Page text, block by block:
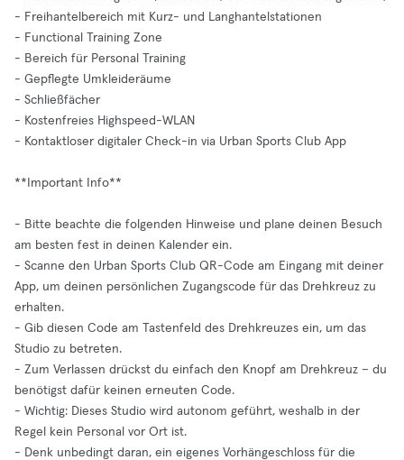
- Freihantelbereich mit Kurz- und Langhantelstationen
- Functional Training Zone
- Bereich für Personal Training
- Gepflegte Umkleideräume
- Schließfächer
- Kostenfreies Highspeed-WLAN
- Kontaktloser digitaler Check-in via Urban Sports Club App
**Important Info**
- Bitte beachte die folgenden Hinweise und plane deinen Besuch
am besten fest in deinen Kalender ein.
- Scanne den Urban Sports Club QR-Code am Eingang mit deiner
App, um deinen persönlichen Zugangscode für das Drehkreuz zu
erhalten.
- Gib diesen Code am Tastenfeld des Drehkreuzes ein, um das
Studio zu betreten.
- Zum Verlassen drückst du einfach den Knopf am Drehkreuz – du
benötigst dafür keinen erneuten Code.
- Wichtig: Dieses Studio wird autonom geführt, weshalb in der
Regel kein Personal vor Ort ist.
- Denk unbedingt daran, ein eigenes Vorhängeschloss für die